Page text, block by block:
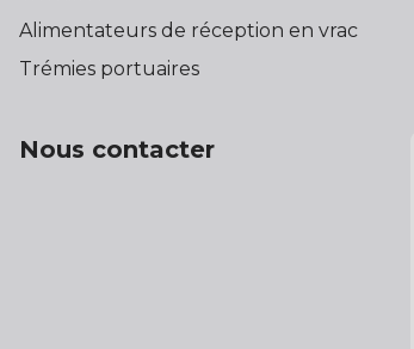
Alimentateurs de réception en vrac
Trémies portuaires
Nous contacter